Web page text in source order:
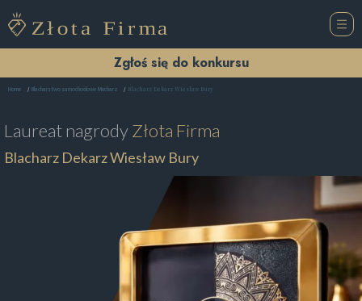
Zgłoś się do konkursu
Home Blacharstwo samochodowe Mucharz Blacharz Dekarz Wiesław Bury
Laureat nagrodyZłota Firma
Blacharz Dekarz Wiesław Bury